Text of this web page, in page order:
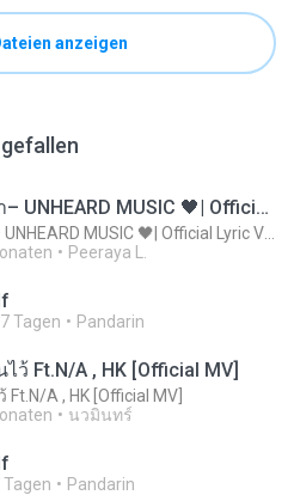
anzeigen
ไม่มีใครรู้ตัวเรา– UNHEARD MUSIC 🖤| Official Lyric Video | เพลงสู้ชีวิต
Peeraya L.
Tagen Pandarin
ไว้ Ft.N/A , HK [Official MV]
Ft.N/A , HK [Official MV]
นวมินทร์
Pandarin